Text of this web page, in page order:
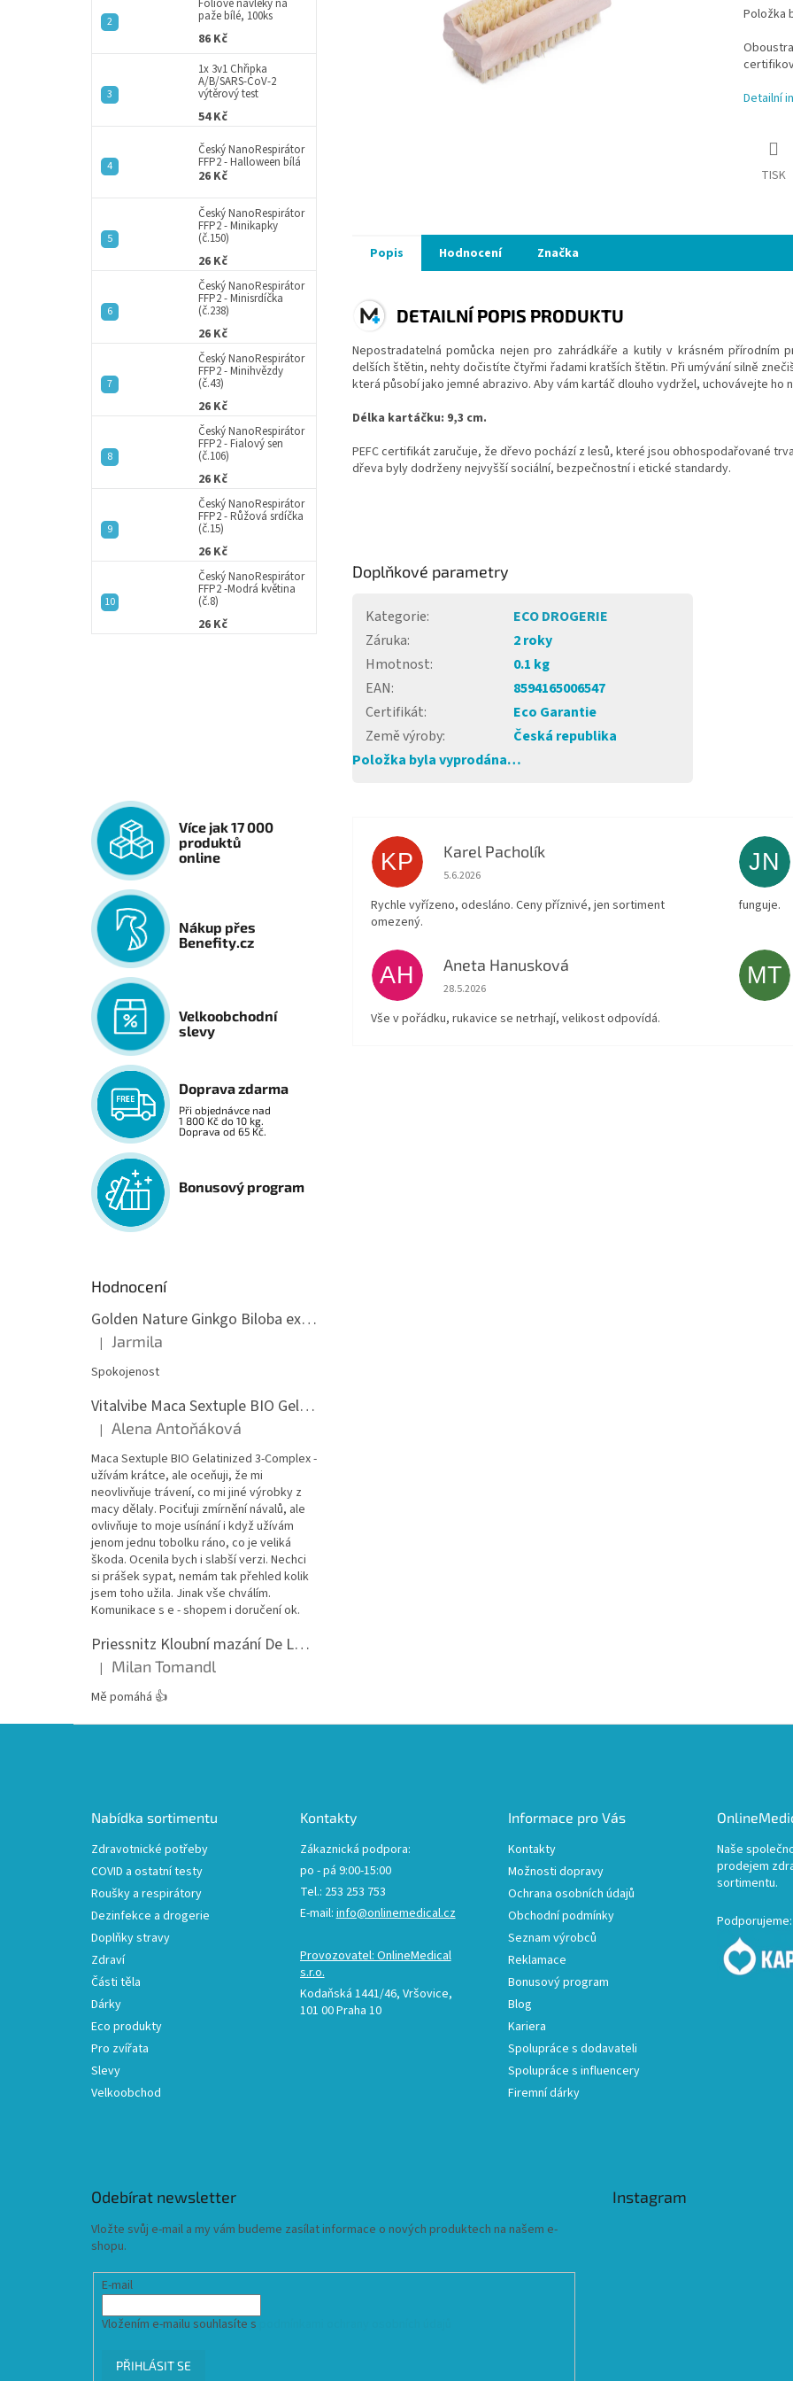
paže bílé, 100ks
86 Kč
1x 3v1 Chřipka
A/B/SARS-CoV-2
výtěrový test
54 Kč
Český NanoRespirátor
FFP2 - Halloween bílá
26 Kč
Český NanoRespirátor
FFP2 - Minikapky
(č.150)
26 Kč
Český NanoRespirátor
FFP2 - Minisrdíčka
(č.238)
26 Kč
Český NanoRespirátor
FFP2 - Minihvězdy
(č.43)
26 Kč
Český NanoRespirátor
FFP2 - Fialový sen
(č.106)
26 Kč
Český NanoRespirátor
FFP2 - Růžová srdíčka
(č.15)
26 Kč
Český NanoRespirátor
FFP2 -Modrá květina
(č.8)
26 Kč
Více jak 17 000
produktů
online
Nákup přes
Benefity.cz
Velkoobchodní
slevy
Doprava zdarma
Při objednávce nad
1 800 Kč do 10 kg.
Doprava od 65 Kč.
Bonusový program
Hodnocení
Golden Nature Ginkgo Biloba extrakt 50:1 60mg, 100 kapslí
Hodnocení produktu je 5 z 5 hvězdiček.
| Jarmila
Spokojenost
Vitalvibe Maca Sextuple BIO Gelatinized 3-Complex, 60 kapslí
Hodnocení produktu je 5 z 5 hvězdiček.
| Alena Antoňáková
Maca Sextuple BIO Gelatinized 3-Complex -
užívám krátce, ale oceňuji, že mi
neovlivňuje trávení, co mi jiné výrobky z
macy dělaly. Pociťuji zmírnění návalů, ale
ovlivňuje to moje usínání i když užívám
jenom jednu tobolku ráno, co je veliká
škoda. Ocenila bych i slabší verzi. Nechci
si prášek sypat, nemám tak přehled kolik
jsem toho užila. Jinak vše chválím.
Komunikace s e - shopem i doručení ok.
Priessnitz Kloubní mazání De Luxe, 200ml
Hodnocení produktu je 5 z 5 hvězdiček.
| Milan Tomandl
Mě pomáhá 👍
Položka
Detailní
TISK
Popis Hodnocení Značka
DETAILNÍ POPIS PRODUKTU
Nepostradatelná pomůcka nejen pro zahrádkáře a kutily v krásném
delších štětin, nehty dočistíte čtyřmi řadami kratších štětin. Při umývání silně
která působí jako jemné abrazivo. Aby vám kartáč dlouho vydržel, uchovávejte ho
Délka kartáčku: 9,3 cm.
PEFC certifikát zaručuje, že dřevo pochází z lesů, které jsou obhospodařované
dřeva byly dodrženy nejvyšší sociální, bezpečnostní i etické standardy.
Doplňkové parametry
Kategorie:
ECO DROGERIE
Záruka:
2 roky
Hmotnost:
0.1 kg
EAN:
8594165006547
Certifikát:
Eco Garantie
Země výroby:
Česká republika
Položka byla vyprodána…
KP Karel Pacholík
Hodnocení obchodu je 4 z 5 hvězdiček.
5.6.2026
Rychle vyřízeno, odesláno. Ceny příznivé, jen sortiment
omezený.
JN
funguje.
AH Aneta Hanusková
Hodnocení obchodu je 5 z 5 hvězdiček.
28.5.2026
Vše v pořádku, rukavice se netrhají, velikost odpovídá.
MT
Nabídka sortimentu
Zdravotnické potřeby
COVID a ostatní testy
Roušky a respirátory
Dezinfekce a drogerie
Doplňky stravy
Zdraví
Části těla
Dárky
Eco produkty
Pro zvířata
Slevy
Velkoobchod
Kontakty
Zákaznická podpora:
po - pá 9:00-15:00
Tel.: 253 253 753
E-mail: info@onlinemedical.cz
Provozovatel: OnlineMedical
s.r.o.
Kodaňská 1441/46, Vršovice,
101 00 Praha 10
Informace pro Vás
Kontakty
Možnosti dopravy
Ochrana osobních údajů
Obchodní podmínky
Seznam výrobců
Reklamace
Bonusový program
Blog
Kariera
Spolupráce s dodavateli
Spolupráce s influencery
Firemní dárky
Naše
prodejem
sortimentu.
Podporujeme:
Odebírat newsletter
Vložte svůj e-mail a my vám budeme zasílat informace o nových produktech na našem e-
shopu.
E-mail
Vložením e-mailu souhlasíte s
PŘIHLÁSIT SE
Instagram